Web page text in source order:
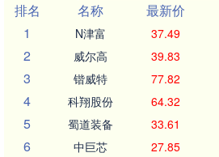
排名
名称 最新价
1
N津富 37.49
2 威尔高 39.83
3 锴威特 77.82
4 科翔股份 64.32
5 蜀道装备 33.61
6 中巨芯 27.85